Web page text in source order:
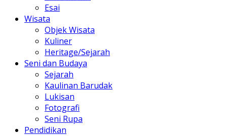
Esai
Wisata
Objek Wisata
Kuliner
Heritage/Sejarah
Seni dan Budaya
Sejarah
Kaulinan Barudak
Lukisan
Fotografi
Seni Rupa
Pendidikan